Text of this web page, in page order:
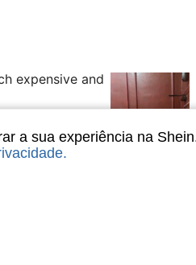
expensive and
a sua experiência na
.